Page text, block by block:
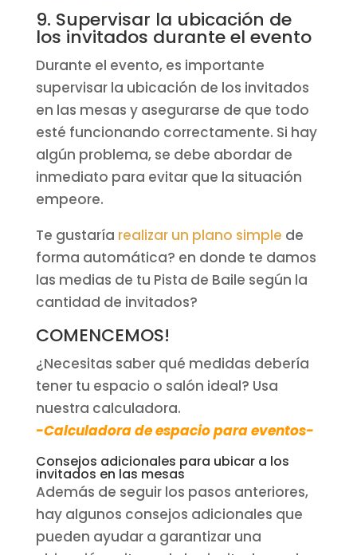
9. Supervisar la ubicación de
los invitados durante el evento
Durante el evento, es importante
supervisar la ubicación de los invitados
en las mesas y asegurarse de que todo
esté funcionando correctamente. Si hay
algún problema, se debe abordar de
inmediato para evitar que la situación
empeore.
Te gustaría realizar un plano simple de
forma automática? en donde te damos
las medias de tu Pista de Baile según la
cantidad de invitados?
COMENCEMOS!
¿Necesitas saber qué medidas debería
tener tu espacio o salón ideal? Usa
nuestra calculadora.
-Calculadora de espacio para eventos-
Consejos adicionales para ubicar a los
invitados en las mesas
Además de seguir los pasos anteriores,
hay algunos consejos adicionales que
pueden ayudar a garantizar una